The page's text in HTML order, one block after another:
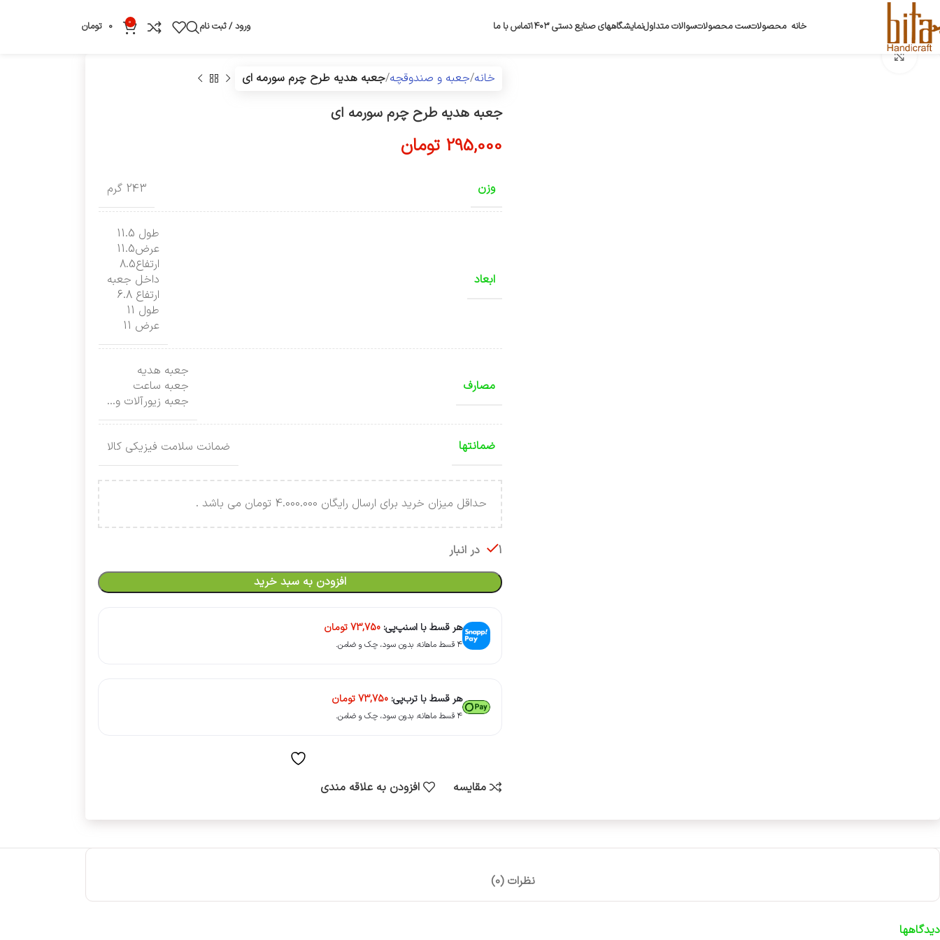
خانه محصولاتست محصولاتسوالات متداولنمایشگاههای صنایع دستی ۱۴۰۳ تماس با ما ورود / ثبت نام 0
0 تومان
خانه جعبه و صندوقچه جعبه هدیه طرح چرم سورمه ای
جعبه هدیه طرح چرم سورمه ای
295,000 تومان
وزن 243 گرم
ابعاد
طول 11.5
عرض11.5
ارتفاع8.5
داخل جعبه
ارتفاع 6.8
طول 11
عرض 11
مصارف
جعبه هدیه
جعبه ساعت
جعبه زیورآلات و…
ضمانتها ضمانت سلامت فیزیکی کالا
حداقل میزان خرید برای ارسال رایگان 4.000.000 تومان می باشد .
1 در انبار
افزودن به سبد خرید
هر قسط با اسنپ‌پی: 73,750تومان
۴ قسط ماهانه. بدون سود، چک و ضامن.
هر قسط با ترب‌پی: 73,750تومان
۴ قسط ماهانه. بدون سود، چک و ضامن.
مقایسه افزودن به علاقه مندی
نظرات (0)
دیدگاهها